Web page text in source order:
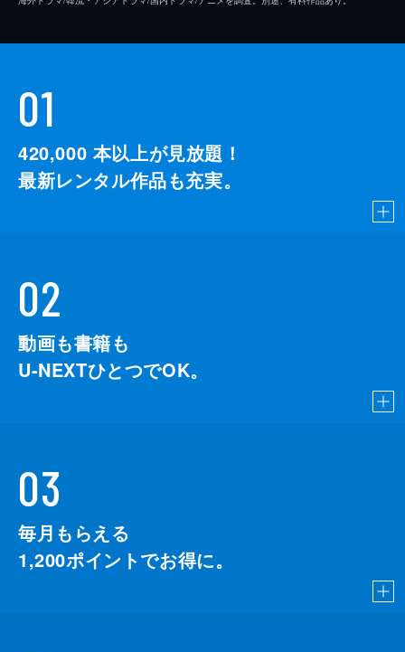
01
420,000 本以上が見放題！
最新レンタル作品も充実。
02
動画も書籍も
U-NEXTひとつでOK。
03
毎月もらえる
1,200ポイントでお得に。